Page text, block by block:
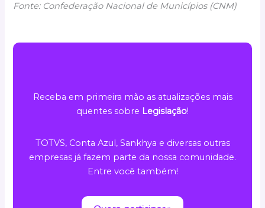
Fonte: Confederação Nacional de Municípios (CNM)
Receba em primeira mão as atualizações mais
quentes sobre Legislação!
TOTVS, Conta Azul, Sankhya e diversas outras
empresas já fazem parte da nossa comunidade.
Entre você também!